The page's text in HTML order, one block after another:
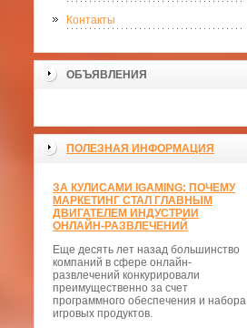
Контакты
ОБЪЯВЛЕНИЯ
ПОЛЕЗНАЯ ИНФОРМАЦИЯ
ЗА КУЛИСАМИ IGAMING: ПОЧЕМУ
МАРКЕТИНГ СТАЛ ГЛАВНЫМ
ДВИГАТЕЛЕМ ИНДУСТРИИ
ОНЛАЙН-РАЗВЛЕЧЕНИЙ
Еще десять лет назад большинство
компаний в сфере онлайн-
развлечений конкурировали
преимущественно за счет
программного обеспечения и набора
игровых продуктов.